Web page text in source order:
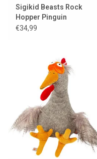
Sigikid Beasts Rock
Hopper Pinguin
€34,99